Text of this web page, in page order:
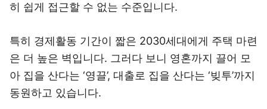
히 쉽게 접근할 수 없는 수준입니다.
특히 경제활동 기간이 짧은 2030세대에게 주택 마련
은 더 높은 벽입니다. 그러다 보니 영혼까지 끌어 모
아 집을 산다는 ‘영끌’, 대출로 집을 산다는 ‘빚투’까지
동원하고 있습니다.